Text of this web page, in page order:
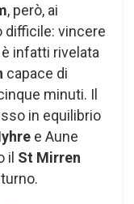
, però, ai
difficile: vincere
infatti rivelata
capace di
minuti. Il
in equilibrio
e Aune
il St Mirren